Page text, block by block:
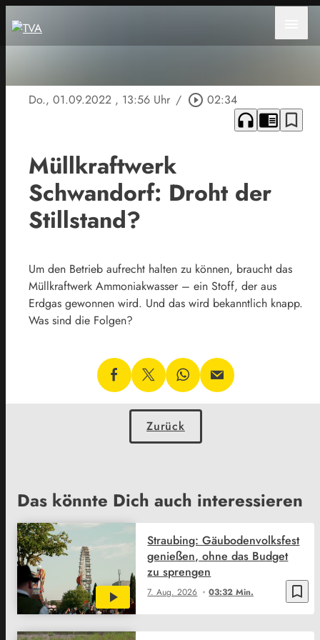
Do., 01.09.2022 , 13:56 Uhr / play_circle_outline 02:34
headphones chrome_reader_mode bookmark_border
Müllkraftwerk
Schwandorf: Droht der
Stillstand?
Um den Betrieb aufrecht halten zu können, braucht das
Müllkraftwerk Ammoniakwasser – ein Stoff, der aus
Erdgas gewonnen wird. Und das wird bekanntlich knapp.
Was sind die Folgen?
Zurück
Das könnte Dich auch interessieren
bookmark_border
7. Aug. 2026 03:32 Min.
Straubing: Gäubodenvolksfest
genießen, ohne das Budget
zu sprengen